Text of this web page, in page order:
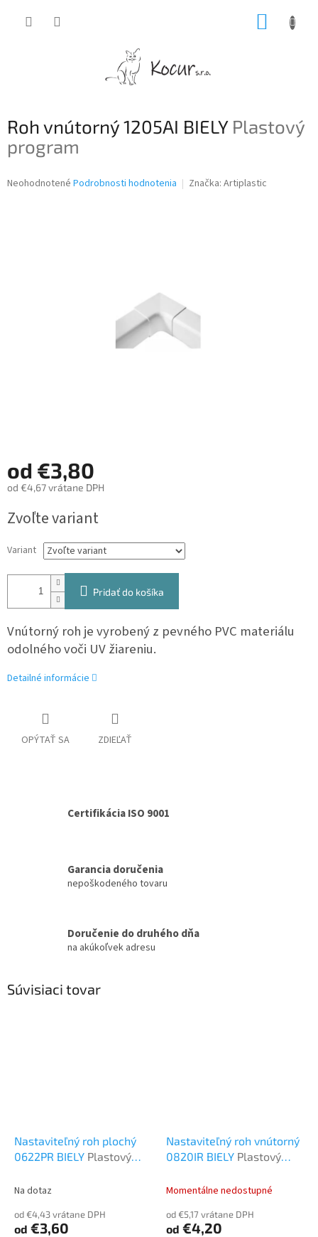
Roh vnútorný 1205AI BIELY Plastový
program
Priemerné
Neohodnotené Podrobnosti hodnotenia Značka: Artiplastic
od €3,80
od €4,67vrátane DPH
cena:
Zvoľte variant
Variant
Pridať do košíka
Vnútorný roh je vyrobený z pevného PVC materiálu
odolného voči UV žiareniu.
Detailné informácie
OPÝTAŤ SA ZDIEĽAŤ
Certifikácia ISO 9001
Garancia doručenia
nepoškodeného tovaru
Doručenie do druhého dňa
na akúkoľvek adresu
Súvisiaci tovar
Nastaviteľný roh plochý
0622PR BIELY Plastový
Na dotaz
od €4,43 vrátane DPH
od €3,60
Nastaviteľný roh vnútorný
0820IR BIELY Plastový
Momentálne nedostupné
od €5,17 vrátane DPH
od €4,20